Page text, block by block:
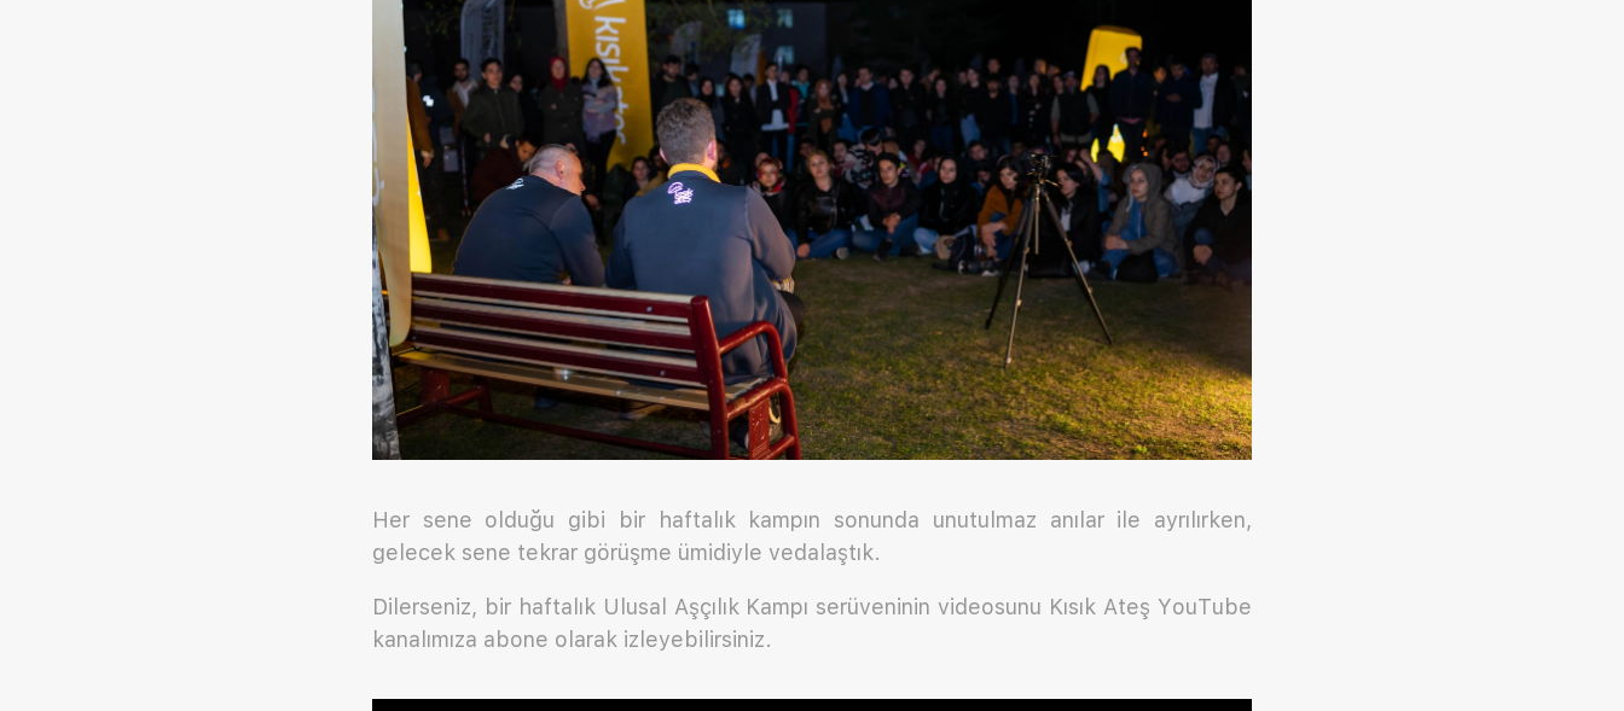
Her sene olduğu gibi bir haftalık kampın sonunda unutulmaz anılar ile ayrılırken,
gelecek sene tekrar görüşme ümidiyle vedalaştık.
Dilerseniz, bir haftalık Ulusal Aşçılık Kampı serüveninin videosunu Kısık Ateş YouTube
kanalımıza abone olarak izleyebilirsiniz.